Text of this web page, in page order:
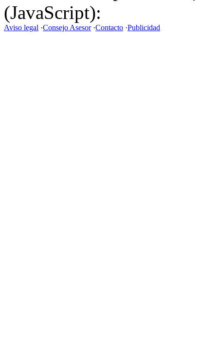
(JavaScript):
Aviso legal ·Consejo Asesor·Contacto ·Publicidad